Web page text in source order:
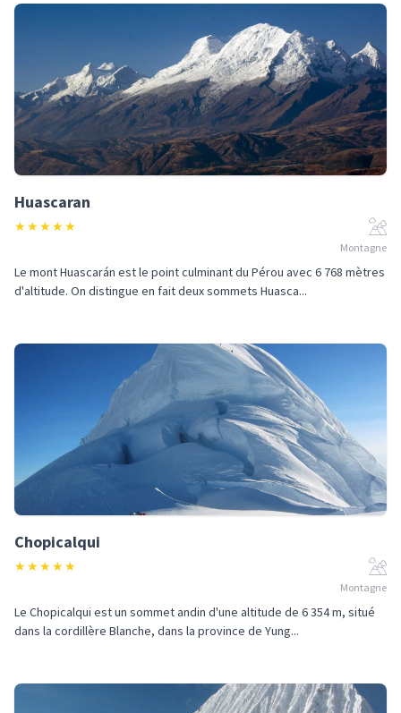
Huascaran
★★★★★
Montagne
Le mont Huascarán est le point culminant du Pérou avec 6 768 mètres
d'altitude. On distingue en fait deux sommets Huasca...
Chopicalqui
★★★★★
Montagne
Le Chopicalqui est un sommet andin d'une altitude de 6 354 m, situé
dans la cordillère Blanche, dans la province de Yung...